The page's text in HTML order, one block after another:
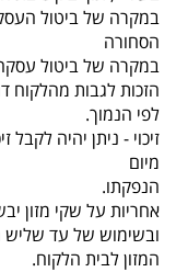
במקרה של ביטול
הסחורה
במקרה של ביטול
לפי הנמוך.
מיום
הנפקתו.
אחריות על שקי מזון
ובשימוש של עד שליש ראשון של
המזון לבית הלקוח.